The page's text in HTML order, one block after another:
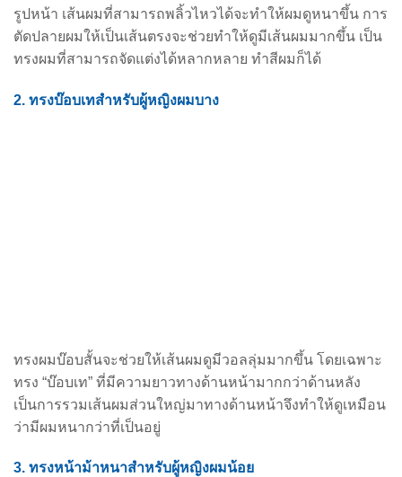
รูปหน้า เส้นผมที่สามารถพลิ้วไหวได้จะทำให้ผมดูหนาขึ้น การ
ตัดปลายผมให้เป็นเส้นตรงจะช่วยทำให้ดูมีเส้นผมมากขึ้น เป็น
ทรงผมที่สามารถจัดแต่งได้หลากหลาย ทำสีผมก็ได้
2. ทรงบ๊อบเทสำหรับผู้หญิงผมบาง
ทรงผมบ๊อบสั้นจะช่วยให้เส้นผมดูมีวอลลุ่มมากขึ้น โดยเฉพาะ
ทรง “บ๊อบเท” ที่มีความยาวทางด้านหน้ามากกว่าด้านหลัง
เป็นการรวมเส้นผมส่วนใหญ่มาทางด้านหน้าจึงทำให้ดูเหมือน
ว่ามีผมหนากว่าที่เป็นอยู่
3. ทรงหน้าม้าหนาสำหรับผู้หญิงผมน้อย